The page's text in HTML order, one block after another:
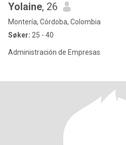
Yolaine, 26
Montería, Córdoba, Colombia
Søker: 25 - 40
Administración de Empresas